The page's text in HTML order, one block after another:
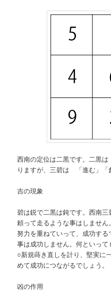
西南の定位は二黒です。二黒
りますが、三碧は 「進む」「
吉の現象
碧は鋭で二黒は鈍です。西南
頼って走るような事はしませ
努力を重ねていって、成功す
事は成功しません。何といって
○新規蒔き直しを計り、堅実に
めて成功につながるでしょう。
凶の作用